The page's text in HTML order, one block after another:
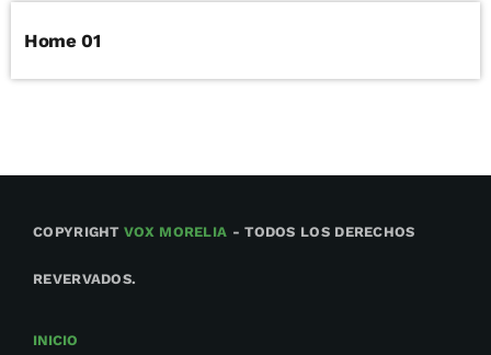
Home 01
COPYRIGHTVOX MORELIA - TODOS LOS DERECHOS
REVERVADOS.
INICIO